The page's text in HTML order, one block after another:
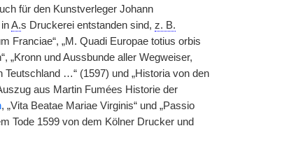
für den Kunstverleger Johann
A.s Druckerei entstanden sind, z. B.
Franciae“, „M. Quadi Europae totius orbis
„Kronn und Aussbunde aller Wegweiser,
…“ (1597) und „Historia von den
aus Martin Fumées Historie der
, „Vita Beatae Mariae Virginis“ und „Passio
Tode 1599 von dem Kölner Drucker und